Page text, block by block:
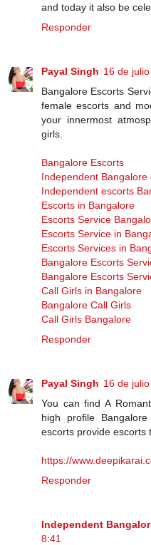
and today it also be
Responder
Payal Singh 16 de
Bangalore Escorts
female escorts and
your innermost
girls.
Bangalore Escorts
Independent Bangalore
Independent escorts
Escorts in Bangalore
Escorts Service
Escorts Service in
Escorts Services in
Bangalore Escorts
Bangalore Escorts
Call Girls in Bangalore
Bangalore Call Girls
Call Girls Bangalore
Responder
Payal Singh 16 de
You can find A
high profile
escorts provide escorts
https://
Responder
Independent
8:41